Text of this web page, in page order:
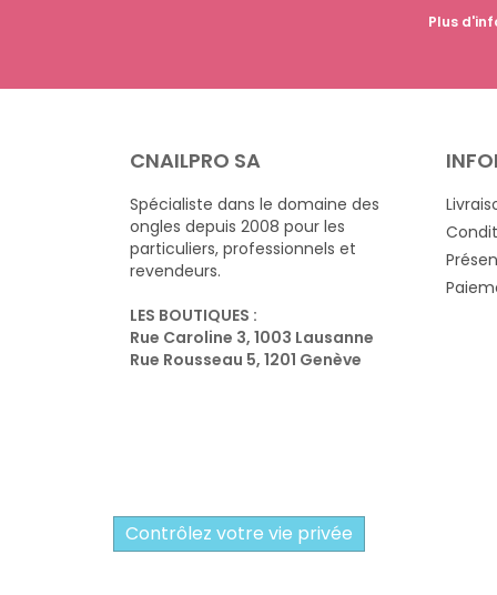
Plus
CNAILPRO SA
Spécialiste dans le domaine des
ongles depuis 2008 pour les
particuliers, professionnels et
revendeurs.
LES BOUTIQUES :
Rue Caroline 3, 1003 Lausanne
Rue Rousseau 5, 1201 Genève
Contrôlez votre vie privée